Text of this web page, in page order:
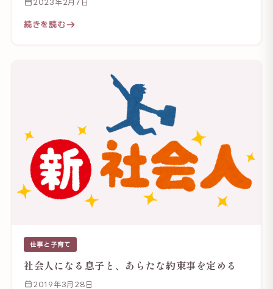
2023年2月7日
続きを読む
仕事と子育て
社会人になる息子と、あらたな約束事を定める
2019年3月28日